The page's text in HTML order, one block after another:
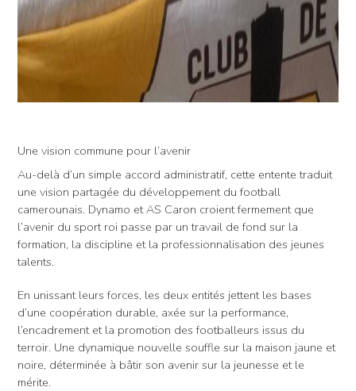
Une vision commune pour l’avenir
Au-delà d’un simple accord administratif, cette entente traduit
une vision partagée du développement du football
camerounais. Dynamo et AS Caron croient fermement que
l’avenir du sport roi passe par un travail de fond sur la
formation, la discipline et la professionnalisation des jeunes
talents.
En unissant leurs forces, les deux entités jettent les bases
d’une coopération durable, axée sur la performance,
l’encadrement et la promotion des footballeurs issus du
terroir. Une dynamique nouvelle souffle sur la maison jaune et
noire, déterminée à bâtir son avenir sur la jeunesse et le
mérite.